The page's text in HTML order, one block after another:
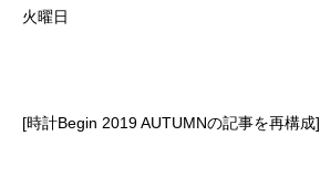
火曜日
[時計Begin 2019 AUTUMNの記事を再構成]